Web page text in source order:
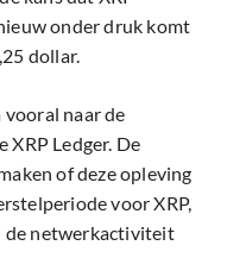
onder druk komt
dollar.
naar de
Ledger. De
of deze opleving
voor XRP,
de netwerkactiviteit